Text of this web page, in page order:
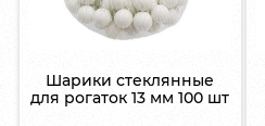
Шарики стеклянные
для рогаток 13 мм 100 шт